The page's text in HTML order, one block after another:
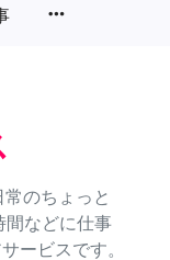
more_horiz
のちょっと
間などに仕事
ービスです。